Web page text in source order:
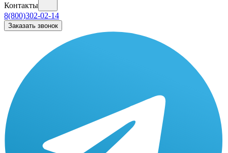
Контакты
8(800)302-02-14
Заказать звонок